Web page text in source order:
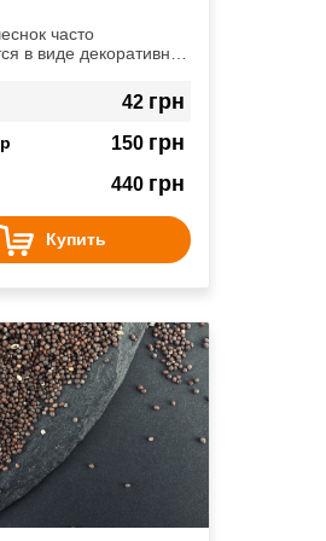
часто
в виде декоративной
мяса.
42 грн
150 грн
440 грн
Купить